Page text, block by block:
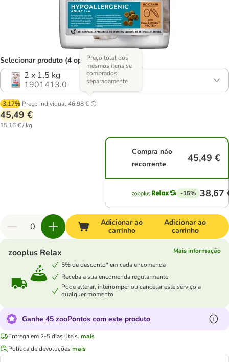
Selecionar produto (4 opções)
2 x 1,5 kg
1901413.0
-3.17% Preço individual46,98 €
Preço total dos
mesmos itens se
comprados
separadamente
45,49 €
15,16 € / kg
Compra não
recorrente
45,49 €
-15% 38,67
Adicionar ao
carrinho
Adicionar ao
carrinho
zooplus Relax
Mais informação
5% de desconto* em cada encomenda
Receba a sua encomenda regularmente
Pode alterar, interromper ou cancelar este serviço a
qualquer momento
Ganhe 45 zooPontos com este produto
Entrega em 2-5 dias úteis. mais
Política de devoluçõesmais